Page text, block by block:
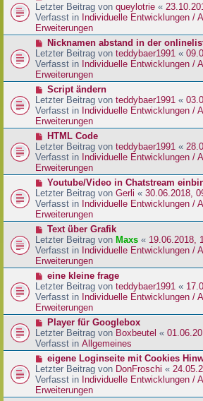
r
a
g
e
i
t
a
g
e
u
e
r
B
e
i
t
a
g
Letzter Beitrag von queylotrie «
Verfasst in Individuelle Entwicklungen /
Erweiterungen
N
e
u
e
r
B
e
i
t
a
g
Nicknamen abstand in der
Letzter Beitrag von teddybaer1991 «
Verfasst in Individuelle Entwicklungen /
Erweiterungen
N
e
u
e
r
B
e
i
t
a
g
Script ändern
Letzter Beitrag von teddybaer1991 «
Verfasst in Individuelle Entwicklungen /
Erweiterungen
N
e
u
e
r
B
e
i
t
a
g
HTML Code
Letzter Beitrag von teddybaer1991 «
Verfasst in Individuelle Entwicklungen /
Erweiterungen
N
e
u
e
r
B
e
i
t
a
g
Youtube/Video in Chatstream
Letzter Beitrag von Gerli « 30.06.2018,
Verfasst in Individuelle Entwicklungen /
Erweiterungen
N
e
u
e
r
B
e
i
t
a
g
Text über Grafik
Letzter Beitrag von Maxs « 19.06.2018,
Verfasst in Individuelle Entwicklungen /
Erweiterungen
N
e
u
e
r
B
e
i
r
a
g
eine kleine frage
Letzter Beitrag von teddybaer1991 «
Verfasst in Individuelle Entwicklungen /
Erweiterungen
N
e
u
e
r
B
e
i
Player für Googlebox
Letzter Beitrag von Boxbeutel «
Verfasst in Allgemeines
N
e
u
e
eigene Loginseite mit Cookies
Letzter Beitrag von DonFroschi «
Verfasst in Individuelle Entwicklungen /
Erweiterungen